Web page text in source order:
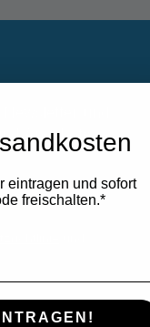
Angebote
AGB gelesen und
eintragen und sofort
freischalten.*